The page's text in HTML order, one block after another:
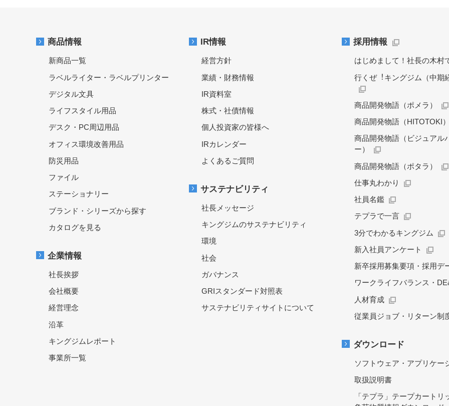
商品情報
新商品一覧
ラベルライター・ラベルプリンター
デジタル文具
ライフスタイル用品
デスク・PC周辺用品
オフィス環境改善用品
防災用品
ファイル
ステーショナリー
ブランド・シリーズから探す
カタログを見る
企業情報
社長挨拶
会社概要
経営理念
沿革
キングジムレポート
事業所一覧
IR情報
経営方針
業績・財務情報
IR資料室
株式・社債情報
個人投資家の皆様へ
IRカレンダー
よくあるご質問
サステナビリティ
社長メッセージ
キングジムのサステナビリティ
環境
社会
ガバナンス
GRIスタンダード対照表
サステナビリティサイトについて
採用情報
はじめまして！社長の木村
行くぜ︕キングジム（中期
商品開発物語（ポメラ）
商品開発物語（HITOTOKI
商品開発物語（ビジュアル
ー）
商品開発物語（ポタラ）
仕事丸わかり
社員名鑑
テプラで一言
3分でわかるキングジム
新入社員アンケート
新卒採用募集要項・採用デ
ワークライフバランス・
人材育成
従業員ジョブ・リターン制
ダウンロード
ソフトウェア・アプリケー
取扱説明書
「テプラ」テープカート